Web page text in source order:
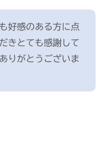
好感のある方に点
きとても感謝して
りがとうございま